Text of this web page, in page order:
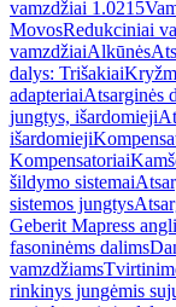
vamzdžiai 1.0215
MovosRedukciniai
vamzdžiaiAlkūnės
dalys: Trišakiai
adapteriaiAtsarginės
jungtys, išardomieji
išardomieji
Kompensatoriai
šildymo sistemai
sistemos jungtys
Geberit Mapress
fasoninėms dalims
vamzdžiams
rinkinys jungėmis